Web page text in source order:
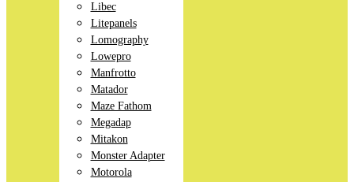
Libec
Litepanels
Lomography
Lowepro
Manfrotto
Matador
Maze Fathom
Megadap
Mitakon
Monster Adapter
Motorola